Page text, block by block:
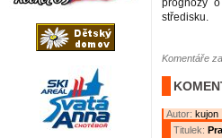
prognózy
středisku.
Komentáře
Autor: kujon
Titulek: